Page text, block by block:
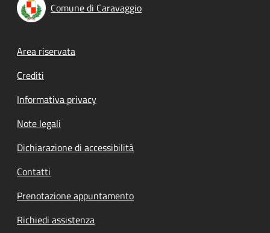
Comune di Caravaggio
Footer menu
Area riservata
Crediti
Informativa privacy
Note legali
Dichiarazione di accessibilità
Contatti
Prenotazione appuntamento
Richiedi assistenza